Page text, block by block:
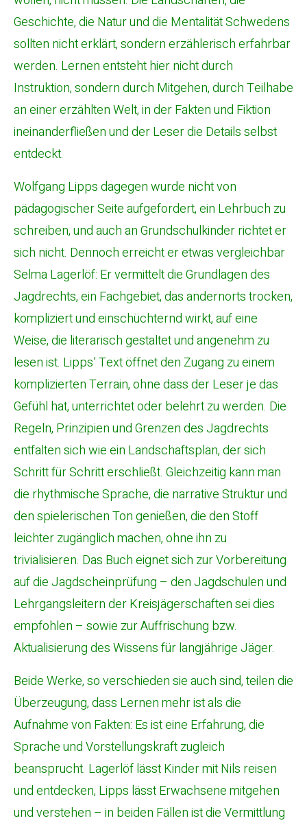
Geschichte, die Natur und die Mentalität Schwedens
sollten nicht erklärt, sondern erzählerisch erfahrbar
werden. Lernen entsteht hier nicht durch
Instruktion, sondern durch Mitgehen, durch Teilhabe
an einer erzählten Welt, in der Fakten und Fiktion
ineinanderfließen und der Leser die Details selbst
entdeckt.
Wolfgang Lipps dagegen wurde nicht von
pädagogischer Seite aufgefordert, ein Lehrbuch zu
schreiben, und auch an Grundschulkinder richtet er
sich nicht. Dennoch erreicht er etwas vergleichbar
Selma Lagerlöf: Er vermittelt die Grundlagen des
Jagdrechts, ein Fachgebiet, das andernorts trocken,
kompliziert und einschüchternd wirkt, auf eine
Weise, die literarisch gestaltet und angenehm zu
lesen ist. Lipps’ Text öffnet den Zugang zu einem
komplizierten Terrain, ohne dass der Leser je das
Gefühl hat, unterrichtet oder belehrt zu werden. Die
Regeln, Prinzipien und Grenzen des Jagdrechts
entfalten sich wie ein Landschaftsplan, der sich
Schritt für Schritt erschließt. Gleichzeitig kann man
die rhythmische Sprache, die narrative Struktur und
den spielerischen Ton genießen, die den Stoff
leichter zugänglich machen, ohne ihn zu
trivialisieren. Das Buch eignet sich zur Vorbereitung
auf die Jagdscheinprüfung – den Jagdschulen und
Lehrgangsleitern der Kreisjägerschaften sei dies
empfohlen – sowie zur Auffrischung bzw.
Aktualisierung des Wissens für langjährige Jäger.
Beide Werke, so verschieden sie auch sind, teilen die
Überzeugung, dass Lernen mehr ist als die
Aufnahme von Fakten: Es ist eine Erfahrung, die
Sprache und Vorstellungskraft zugleich
beansprucht. Lagerlöf lässt Kinder mit Nils reisen
und entdecken, Lipps lässt Erwachsene mitgehen
und verstehen – in beiden Fällen ist die Vermittlung